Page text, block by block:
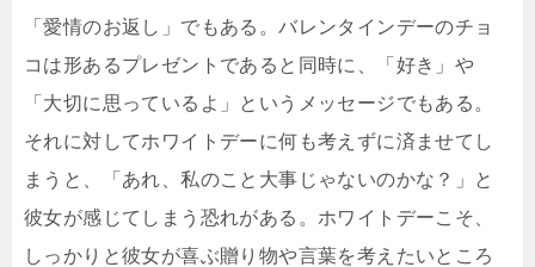
「愛情のお返し」でもある。バレンタインデーのチョ
コは形あるプレゼントであると同時に、「好き」や
「大切に思っているよ」というメッセージでもある。
それに対してホワイトデーに何も考えずに済ませてし
まうと、「あれ、私のこと大事じゃないのかな？」と
彼女が感じてしまう恐れがある。ホワイトデーこそ、
しっかりと彼女が喜ぶ贈り物や言葉を考えたいところ